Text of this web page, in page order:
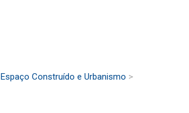
Espaço Construído e Urbanismo >